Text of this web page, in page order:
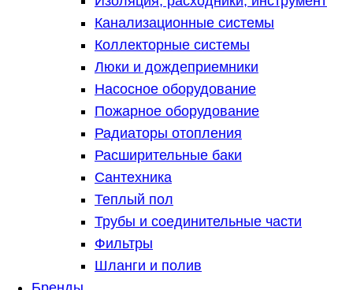
Канализационные системы
Коллекторные системы
Люки и дождеприемники
Насосное оборудование
Пожарное оборудование
Радиаторы отопления
Расширительные баки
Сантехника
Теплый пол
Трубы и соединительные части
Фильтры
Шланги и полив